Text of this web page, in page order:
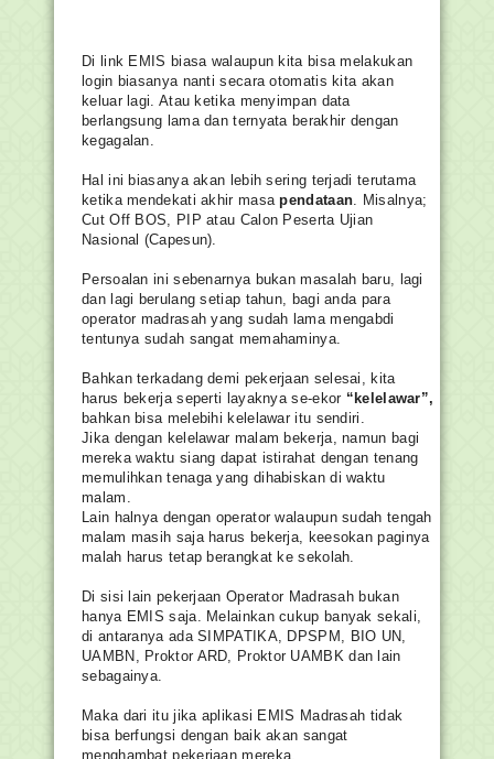
Di link EMIS biasa walaupun kita bisa melakukan
login biasanya nanti secara otomatis kita akan
keluar lagi. Atau ketika menyimpan data
berlangsung lama dan ternyata berakhir dengan
kegagalan.
Hal ini biasanya akan lebih sering terjadi terutama
ketika mendekati akhir masapendataan . Misalnya;
Cut Off BOS, PIP atau Calon Peserta Ujian
Nasional (Capesun).
Persoalan ini sebenarnya bukan masalah baru, lagi
dan lagi berulang setiap tahun, bagi anda para
operator madrasah yang sudah lama mengabdi
tentunya sudah sangat memahaminya.
Bahkan terkadang demi pekerjaan selesai, kita
harus bekerja seperti layaknya se-ekor “kelelawar”,
bahkan bisa melebihi kelelawar itu sendiri.
Jika dengan kelelawar malam bekerja, namun bagi
mereka waktu siang dapat istirahat dengan tenang
memulihkan tenaga yang dihabiskan di waktu
malam.
Lain halnya dengan operator walaupun sudah tengah
malam masih saja harus bekerja, keesokan paginya
malah harus tetap berangkat ke sekolah.
Di sisi lain pekerjaan Operator Madrasah bukan
hanya EMIS saja. Melainkan cukup banyak sekali,
di antaranya ada SIMPATIKA, DPSPM, BIO UN,
UAMBN, Proktor ARD, Proktor UAMBK dan lain
sebagainya.
Maka dari itu jika aplikasi EMIS Madrasah tidak
bisa berfungsi dengan baik akan sangat
menghambat pekerjaan mereka.